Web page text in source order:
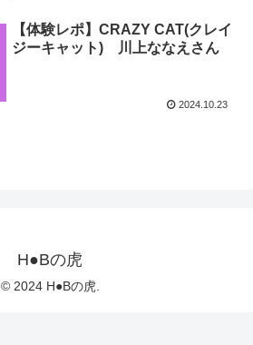
【体験レポ】CRAZY CAT(クレイ
ジーキャット) 川上ななえさん
2024.10.23
H●Bの虎
© 2024 H●Bの虎.